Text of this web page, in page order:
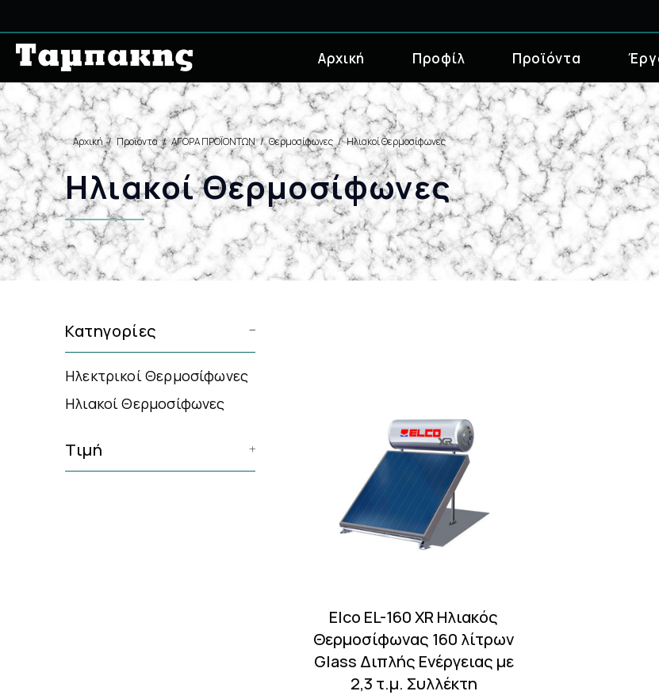
Αρχική Προφίλ Προϊόντα
Αρχική Προϊόντα ΑΓΟΡΑ ΠΡΟΪΟΝΤΩΝ Θερμοσίφωνες Ηλιακοί Θερμοσίφωνες
Ηλιακοί Θερμοσίφωνες
Κατηγορίες
Ηλεκτρικοί Θερμοσίφωνες
Ηλιακοί Θερμοσίφωνες
Τιμή
Elco EL-160 XR Ηλιακός
Θερμοσίφωνας 160 λίτρων
Glass Διπλής Ενέργειας με
2,3 τ.μ. Συλλέκτη